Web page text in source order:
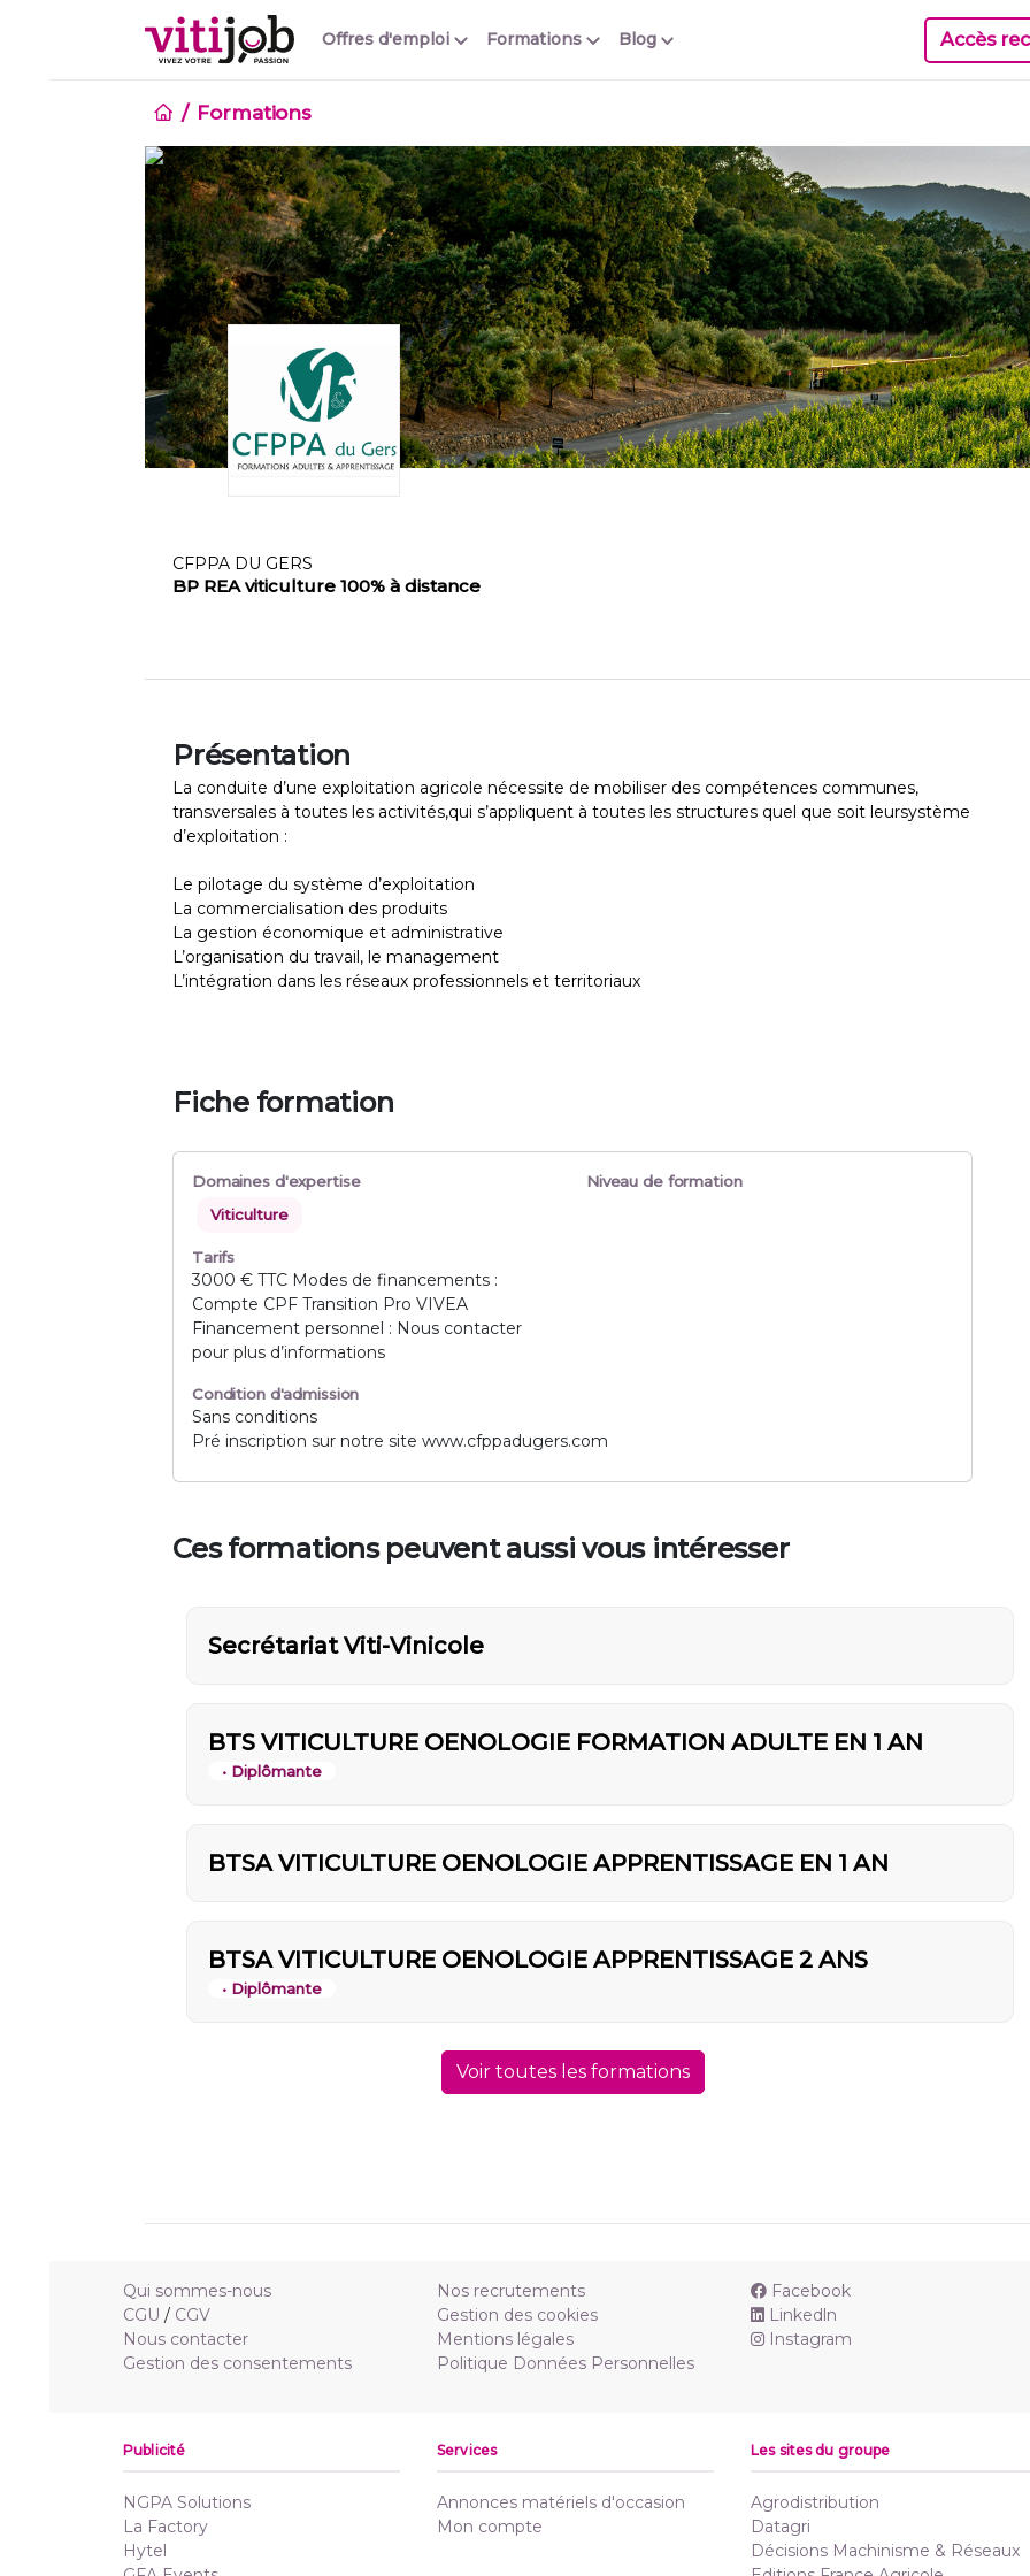
Offres d'emploi Blog
Formations Accès
Formations
CFPPA DU GERS
BP REA viticulture 100% à distance
Présentation
La conduite d’une exploitation agricole nécessite de mobiliser des compétences communes,
transversales à toutes les activités,qui s’appliquent à toutes les structures quel que soit leursystème
d’exploitation :
Le pilotage du système d’exploitation
La commercialisation des produits
La gestion économique et administrative
L’organisation du travail, le management
L’intégration dans les réseaux professionnels et territoriaux
Fiche formation
Domaines d'expertise
Viticulture
Niveau de formation
Tarifs
3000 € TTC Modes de financements :
Compte CPF Transition Pro VIVEA
Financement personnel : Nous contacter
pour plus d’informations
Condition d'admission
Sans conditions
Pré inscription sur notre site www.cfppadugers.com
Ces formations peuvent aussi vous intéresser
Secrétariat Viti-Vinicole
BTS VITICULTURE OENOLOGIE FORMATION ADULTE EN 1 AN
• Diplômante
BTSA VITICULTURE OENOLOGIE APPRENTISSAGE EN 1 AN
BTSA VITICULTURE OENOLOGIE APPRENTISSAGE 2 ANS
• Diplômante
Voir toutes les formations
Qui sommes-nous
CGU / CGV
Nous contacter
Gestion des consentements
Nos recrutements
Gestion des cookies
Mentions légales
Politique Données Personnelles
Facebook
Linkedln
Instagram
Publicité
NGPA Solutions
La Factory
Hytel
Services
Annonces matériels d'occasion
Mon compte
Les sites du groupe
Agrodistribution
Datagri
Décisions Machinisme & Réseaux